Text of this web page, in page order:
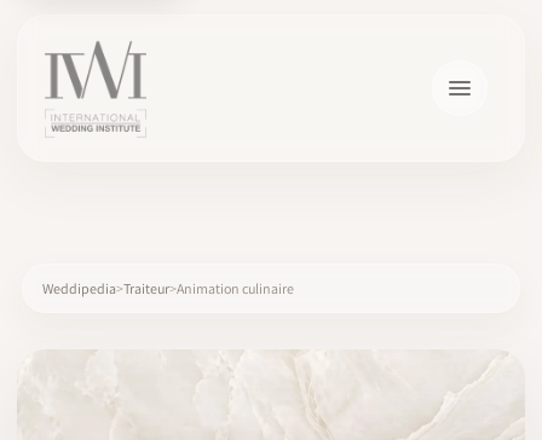
Weddipedia Traiteur Animation culinaire